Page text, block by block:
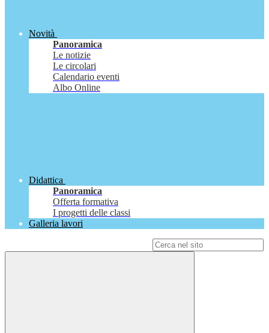
Novità
Panoramica
Le notizie
Le circolari
Calendario eventi
Albo Online
Didattica
Panoramica
Offerta formativa
I progetti delle classi
Galleria lavori